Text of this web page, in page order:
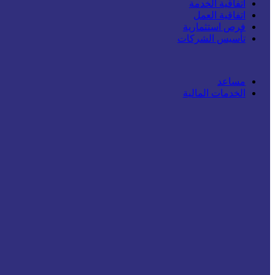
اتفاقية الخدمة
اتفاقية العمل
فرص استثمارية
تأسيس الشركات
مساعد
الخدمات المالية